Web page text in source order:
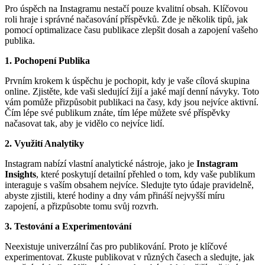
Pro úspěch na Instagramu nestačí pouze kvalitní obsah. Klíčovou
roli hraje i správné načasování příspěvků. Zde je několik tipů, jak
pomocí optimalizace času publikace zlepšit dosah a zapojení vašeho
publika.
1. Pochopení Publika
Prvním krokem k úspěchu je pochopit, kdy je vaše cílová skupina
online. Zjistěte, kde vaši sledující žijí a jaké mají denní návyky. Toto
vám pomůže přizpůsobit publikaci na časy, kdy jsou nejvíce aktivní.
Čím lépe své publikum znáte, tím lépe můžete své příspěvky
načasovat tak, aby je vidělo co nejvíce lidí.
2. Využití Analytiky
Instagram nabízí vlastní analytické nástroje, jako je Instagram
Insights, které poskytují detailní přehled o tom, kdy vaše publikum
interaguje s vaším obsahem nejvíce. Sledujte tyto údaje pravidelně,
abyste zjistili, které hodiny a dny vám přináší nejvyšší míru
zapojení, a přizpůsobte tomu svůj rozvrh.
3. Testování a Experimentování
Neexistuje univerzální čas pro publikování. Proto je klíčové
experimentovat. Zkuste publikovat v různých časech a sledujte, jak